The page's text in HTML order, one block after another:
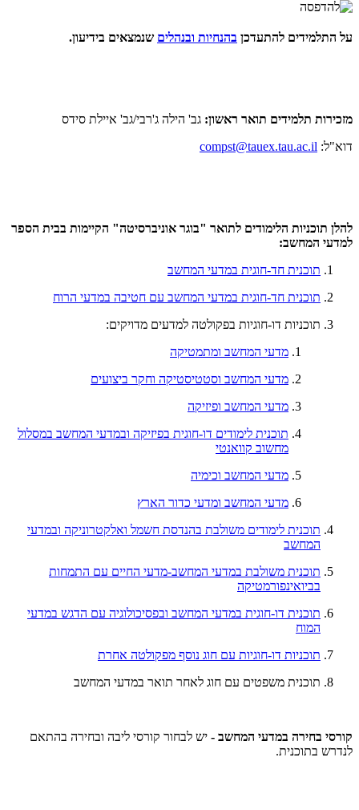
על התלמידים להתעדכן בהנחיות ובנהלים שנמצאים בידיעון.
מזכירות תלמידים תואר ראשון: גב' הילה ג'רבי/גב' איילת סידס
דוא"ל: compst@tauex.tau.ac.il
להלן תוכניות הלימודים לתואר "בוגר אוניברסיטה" הקיימות בבית הספר
למדעי המחשב:
תוכנית חד-חוגית במדעי המחשב
תוכנית חד-חוגית במדעי המחשב עם חטיבה במדעי הרוח
תוכניות דו-חוגיות בפקולטה למדעים מדויקים:
מדעי המחשב ומתמטיקה
מדעי המחשב וסטטיסטיקה וחקר ביצועים
מדעי המחשב ופיזיקה
תוכנית לימודים דו-חוגית בפיזיקה ובמדעי המחשב במסלול
מחשוב קוואנטי
מדעי המחשב וכימיה
מדעי המחשב ומדעי כדור הארץ
תוכנית לימודים משולבת בהנדסת חשמל ואלקטרוניקה ובמדעי
המחשב
תוכנית משולבת במדעי המחשב-מדעי החיים עם התמחות
בביואינפורמטיקה
תוכנית דו-חוגית במדעי המחשב ובפסיכולוגיה עם הדגש במדעי
המוח
תוכניות דו-חוגיות עם חוג נוסף מפקולטה אחרת
תוכנית משפטים עם חוג לאחר תואר במדעי המחשב
קורסי בחירה במדעי המחשב - יש לבחור קורסי ליבה ובחירה בהתאם
לנדרש בתוכנית.